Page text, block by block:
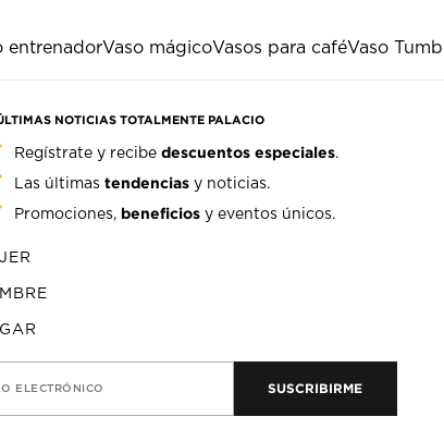
entrenadorVaso mágicoVasos para caféVaso
NOTICIAS TOTALMENTE PALACIO
Regístrate y recibedescuentos especiales.
Las últimastendencias y noticias.
Promociones, beneficios y eventos únicos.
ELECTRÓNICO SUSCRIBIRME